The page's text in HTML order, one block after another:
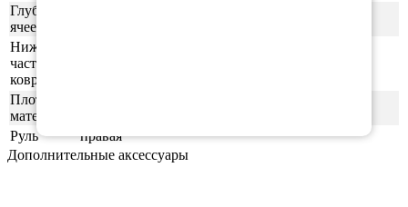
Глубина
ячеек
Нижняя
часть
ковриков
Плотность
материала
Руль
правая
Дополнительные аксессуары